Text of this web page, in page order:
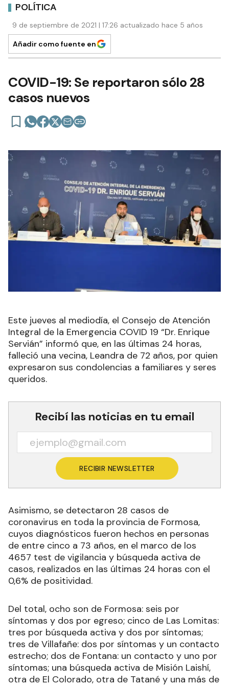
POLÍTICA
9 de septiembre de 2021 | 17:26 actualizado hace 5 años
Añadir como fuente en
COVID-19: Se reportaron sólo 28
casos nuevos
Este jueves al mediodía, el Consejo de Atención
Integral de la Emergencia COVID 19 “Dr. Enrique
Servián” informó que, en las últimas 24 horas,
falleció una vecina, Leandra de 72 años, por quien
expresaron sus condolencias a familiares y seres
queridos.
Recibí las noticias en tu email
RECIBIR NEWSLETTER
Asimismo, se detectaron 28 casos de
coronavirus en toda la provincia de Formosa,
cuyos diagnósticos fueron hechos en personas
de entre cinco a 73 años, en el marco de los
4657 test de vigilancia y búsqueda activa de
casos, realizados en las últimas 24 horas con el
0,6% de positividad.
Del total, ocho son de Formosa: seis por
síntomas y dos por egreso; cinco de Las Lomitas:
tres por búsqueda activa y dos por síntomas;
tres de Villafañe: dos por síntomas y un contacto
estrecho; dos de Fontana: un contacto y uno por
síntomas; una búsqueda activa de Misión Laishí,
otra de El Colorado, otra de Tatané y una más de